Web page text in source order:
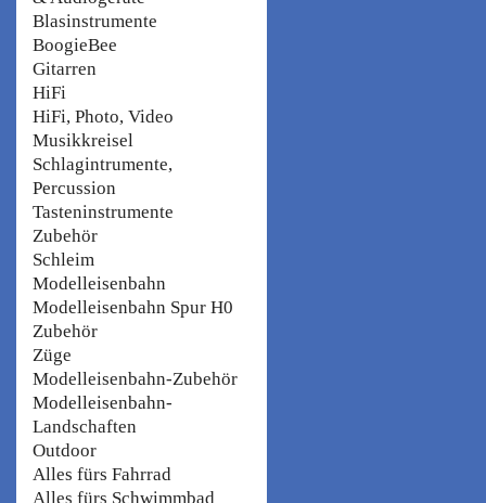
Blasinstrumente
BoogieBee
Gitarren
HiFi
HiFi, Photo, Video
Musikkreisel
Schlagintrumente,
Percussion
Tasteninstrumente
Zubehör
Schleim
Modelleisenbahn
Modelleisenbahn Spur H0
Zubehör
Züge
Modelleisenbahn-Zubehör
Modelleisenbahn-
Landschaften
Outdoor
Alles fürs Fahrrad
Alles fürs Schwimmbad